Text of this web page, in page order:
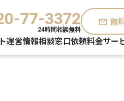
77-3372
24時間相談無料
mail 無
運営情報相談窓口依頼料金サー